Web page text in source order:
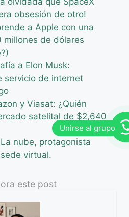
obsesión de otro!
a Apple con una
de dólares
a Elon Musk:
servicio de internet
y Viasat: ¿Quién
satelital de $2,640
nube, protagonista
virtual.
este post